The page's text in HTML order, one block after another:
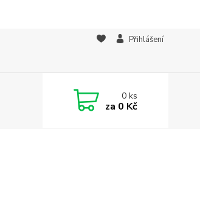
Přihlášení
0ks
za 0 Kč